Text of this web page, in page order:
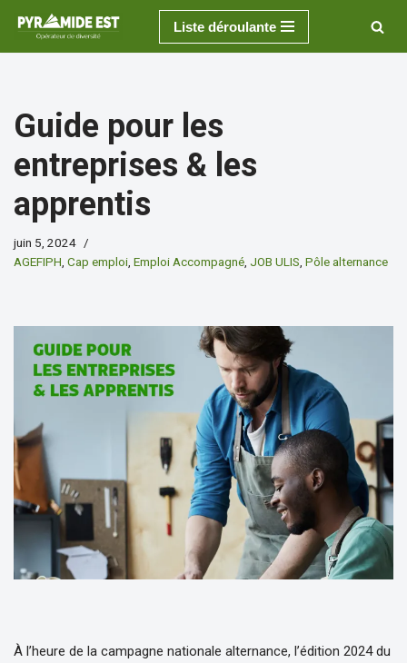
Aller
Liste déroulante
Guide pour les
entreprises & les
apprentis
juin 5, 2024
AGEFIPH Cap emploi Emploi Accompagné JOB ULIS Pôle alternance
À l’heure de la campagne nationale alternance, l’édition 2024 du